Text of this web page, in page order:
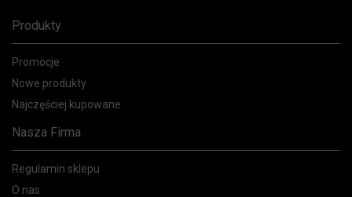
Produkty
Promocje
Nowe produkty
Najczęściej kupowane
Nasza Firma
Regulamin sklepu
O nas